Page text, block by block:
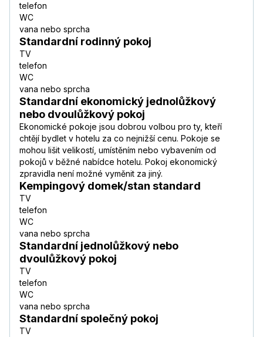
telefon
WC
vana nebo sprcha
Standardní rodinný pokoj
TV
telefon
WC
vana nebo sprcha
Standardní ekonomický jednolůžkový
nebo dvoulůžkový pokoj
Ekonomické pokoje jsou dobrou volbou pro ty, kteří
chtějí bydlet v hotelu za co nejnižší cenu. Pokoje se
mohou lišit velikostí, umístěním nebo vybavením od
pokojů v běžné nabídce hotelu. Pokoj ekonomický
zpravidla není možné vyměnit za jiný.
Kempingový domek/stan standard
TV
telefon
WC
vana nebo sprcha
Standardní jednolůžkový nebo
dvoulůžkový pokoj
TV
telefon
WC
vana nebo sprcha
Standardní společný pokoj
TV